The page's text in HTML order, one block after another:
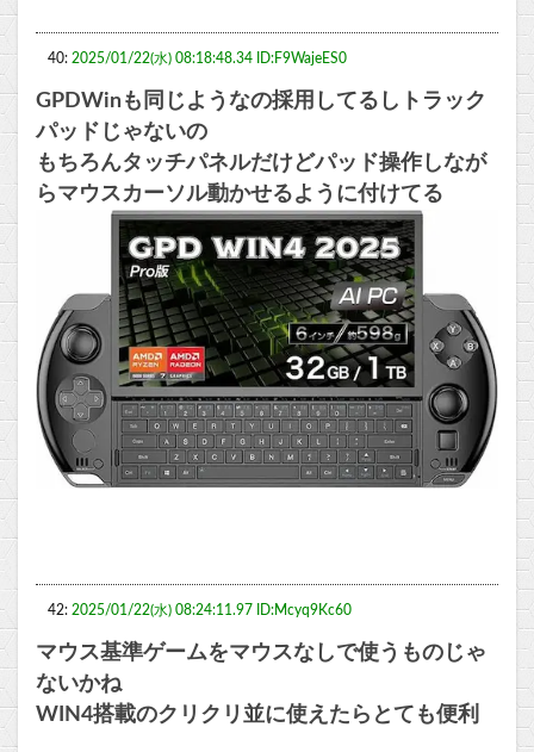
40: 2025/01/22(水) 08:18:48.34 ID:F9WajeES0
GPDWinも同じようなの採用してるしトラック
パッドじゃないの
もちろんタッチパネルだけどパッド操作しなが
らマウスカーソル動かせるように付けてる
42: 2025/01/22(水) 08:24:11.97 ID:Mcyq9Kc60
マウス基準ゲームをマウスなしで使うものじゃ
ないかね
WIN4搭載のクリクリ並に使えたらとても便利